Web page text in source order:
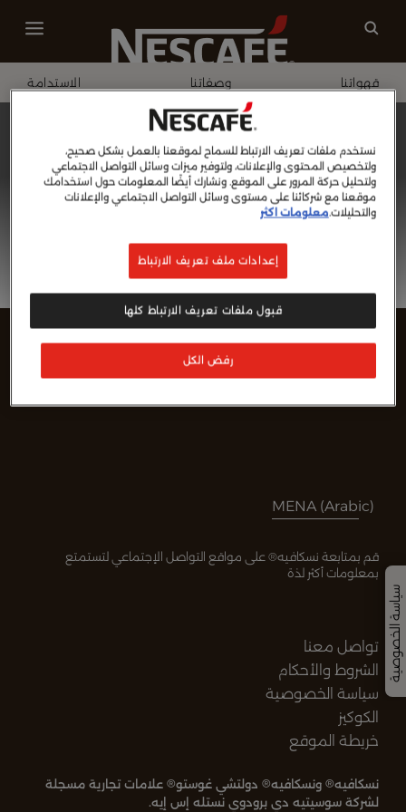
قهواتنا وصفاتنا الاستدامة
تسجيل الدخول
سياسة الخصوصية
MENA (Arabic)
قم بمتابعة نسكافيه® على مواقع التواصل الإجتماعي لتستمتع
بمعلومات أكثر لذة
تواصل معنا
الشروط والأحكام
سياسة الخصوصية
الكوكيز
خريطة الموقع
نسكافيه® ونسكافيه® دولتشي غوستو® علامات تجارية مسجلة
لشركة سوسيتيه دي برودوي نستله إس إيه.
نستخدم ملفات تعريف الارتباط للسماح لموقعنا بالعمل بشكل صحيح،
ولتخصيص المحتوى والإعلانات، ولتوفير ميزات وسائل التواصل الاجتماعي
ولتحليل حركة المرور على الموقع. ونشارك أيضًا المعلومات حول استخدامك
موقعنا مع شركائنا على مستوى وسائل التواصل الاجتماعي والإعلانات
والتحليلات.معلومات اكثر
إعدادات ملف تعريف الارتباط
رفض الكل
قبول ملفات تعريف الارتباط كلها